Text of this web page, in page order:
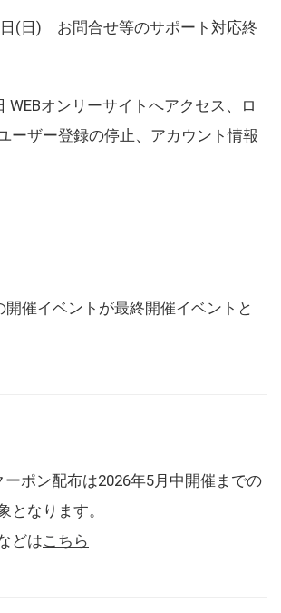
日(日) お問合せ等のサポート対応終
WEBオンリーサイトへアクセス、ロ
ーザー登録の停止、アカウント情報
開催イベントが最終開催イベントと
ポン配布は2026年5月中開催までの
となります。
どはこちら